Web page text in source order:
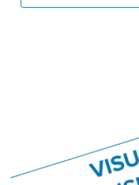
PRODUITS